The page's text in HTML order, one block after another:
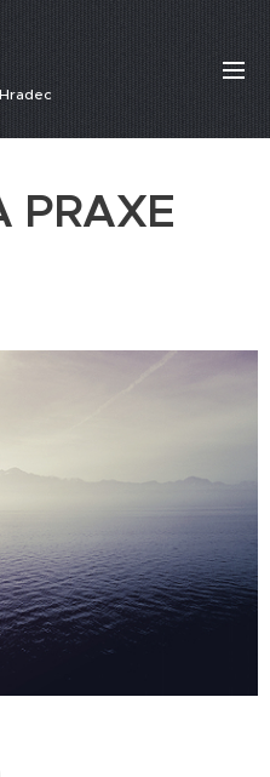
PRAXE